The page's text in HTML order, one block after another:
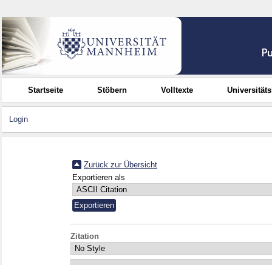
Startseite Stöbern Volltexte
Login
Zurück zur Übersicht
Exportieren als
Zitation